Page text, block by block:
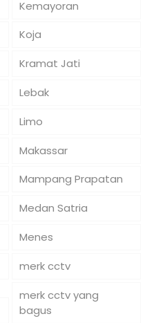
Kemayoran
Koja
Kramat Jati
Lebak
Limo
Makassar
Mampang Prapatan
Medan Satria
Menes
merk cctv
merk cctv yang
bagus